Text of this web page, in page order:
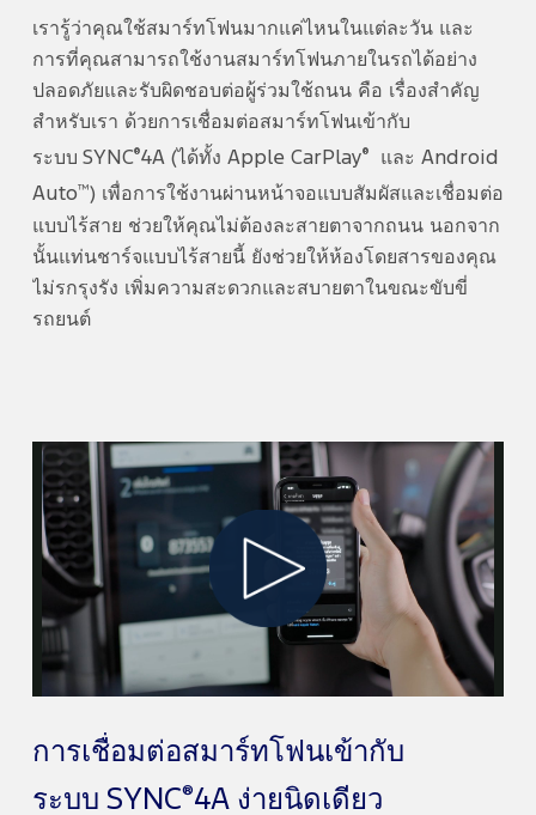
เรารู้ว่าคุณใช้สมาร์ทโฟนมากแค่ไหนในแต่ละวัน และ
การที่คุณสามารถใช้งานสมาร์ทโฟนภายในรถได้อย่าง
ปลอดภัยและรับผิดชอบต่อผู้ร่วมใช้ถนน คือ เรื่องสำคัญ
สำหรับเรา ด้วยการเชื่อมต่อสมาร์ทโฟนเข้ากับ
ระบบ SYNC®4A (ได้ทั้ง Apple CarPlay® และ Android
Auto ™ ) เพื่อการใช้งานผ่านหน้าจอแบบสัมผัสและเชื่อมต่อ
แบบไร้สาย ช่วยให้คุณไม่ต้องละสายตาจากถนน นอกจาก
นั้นแท่นชาร์จแบบไร้สายนี้ ยังช่วยให้ห้องโดยสารของคุณ
ไม่รกรุงรัง เพิ่มความสะดวกและสบายตาในขณะขับขี่
รถยนต์
Play
Video
การเชื่อมต่อสมาร์ทโฟนเข้ากับ
ระบบ SYNC®4A ง่ายนิดเดียว